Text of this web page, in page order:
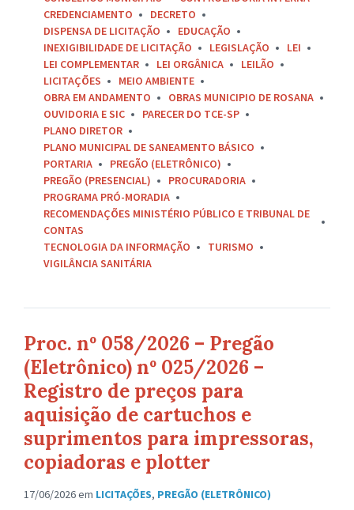
CREDENCIAMENTO
DECRETO
DISPENSA DE LICITAÇÃO
EDUCAÇÃO
INEXIGIBILIDADE DE LICITAÇÃO
LEGISLAÇÃO
LEI
LEI COMPLEMENTAR
LEI ORGÂNICA
LEILÃO
LICITAÇÕES
MEIO AMBIENTE
OBRA EM ANDAMENTO
OBRAS MUNICIPIO DE ROSANA
OUVIDORIA E SIC
PARECER DO TCE-SP
PLANO DIRETOR
PLANO MUNICIPAL DE SANEAMENTO BÁSICO
PORTARIA
PREGÃO (ELETRÔNICO)
PREGÃO (PRESENCIAL)
PROCURADORIA
PROGRAMA PRÓ-MORADIA
RECOMENDAÇÕES MINISTÉRIO PÚBLICO E TRIBUNAL DE
CONTAS
TECNOLOGIA DA INFORMAÇÃO
TURISMO
VIGILÂNCIA SANITÁRIA
Proc. nº 058/2026 – Pregão
(Eletrônico) nº 025/2026 –
Registro de preços para
aquisição de cartuchos e
suprimentos para impressoras,
copiadoras e plotter
17/06/2026em LICITAÇÕES, PREGÃO (ELETRÔNICO)